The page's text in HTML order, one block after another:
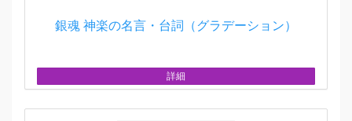
銀魂 神楽の名言・台詞（グラデーション）
詳細